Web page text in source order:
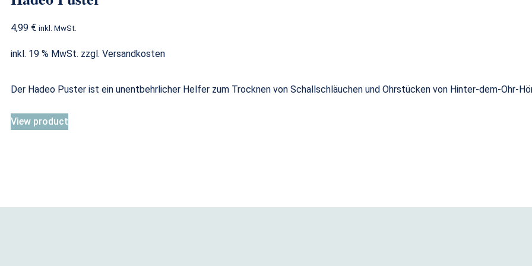
4,99 € inkl. MwSt.
inkl. 19 % MwSt. zzgl. Versandkosten
Der Hadeo Puster ist ein unentbehrlicher Helfer zum Trocknen von Schallschläuchen und Ohrstücken von Hinter-dem-Ohr-
View product